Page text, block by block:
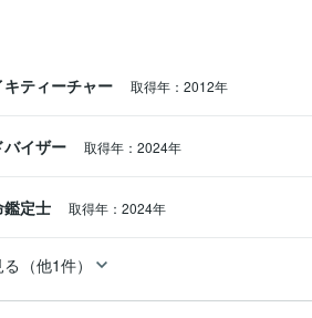
ティーチャー 取得年：2012年
バイザー 取得年：2024年
鑑定士 取得年：2024年
（他1件）